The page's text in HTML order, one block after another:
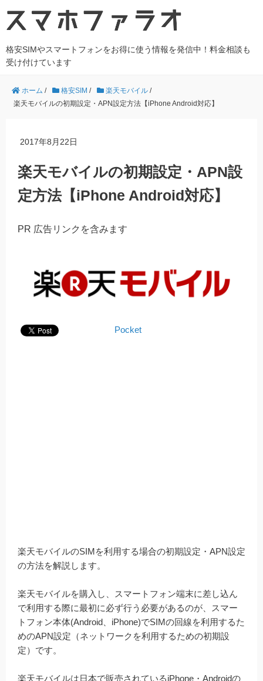
格安SIMやスマートフォンをお得に使う情報を発信中！料金相談も
受け付けています
ホーム / 格安SIM / 楽天モバイル /
楽天モバイルの初期設定・APN設定方法【iPhone Android対応】
2017年8月22日
楽天モバイルの初期設定・APN設
定方法【iPhone Android対応】
PR 広告リンクを含みます
Pocket
楽天モバイルのSIMを利用する場合の初期設定・APN設定
の方法を解説します。
楽天モバイルを購入し、スマートフォン端末に差し込ん
で利用する際に最初に必ず行う必要があるのが、スマー
トフォン本体(Android、iPhone)でSIMの回線を利用するた
めのAPN設定（ネットワークを利用するための初期設
定）です。
楽天モバイルは日本で販売されているiPhone・Androidの